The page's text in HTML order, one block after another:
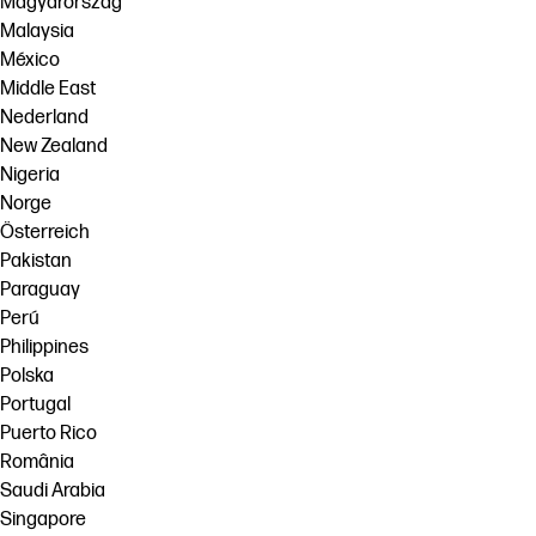
Malaysia
México
Middle East
Nederland
New Zealand
Nigeria
Norge
Österreich
Pakistan
Paraguay
Perú
Philippines
Polska
Portugal
Puerto Rico
România
Saudi Arabia
Singapore